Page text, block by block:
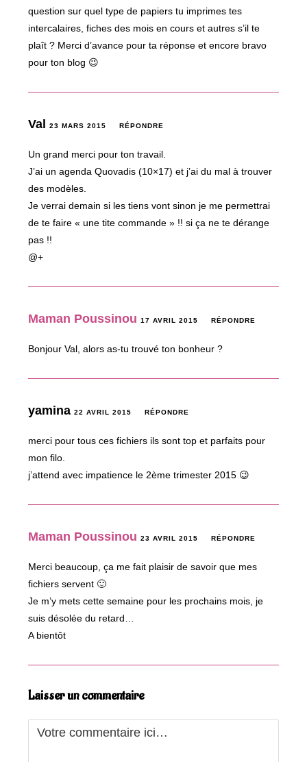
question sur quel type de papiers tu imprimes tes
intercalaires, fiches des mois en cours et autres s’il te
plaît ? Merci d’avance pour ta réponse et encore bravo
pour ton blog 😉
Val23 MARS 2015 RÉPONDRE
Un grand merci pour ton travail.
J’ai un agenda Quovadis (10×17) et j’ai du mal à trouver
des modèles.
Je verrai demain si les tiens vont sinon je me permettrai
de te faire « une tite commande » !! si ça ne te dérange
pas !!
@+
Maman Poussinou 17 AVRIL 2015 RÉPONDRE
Bonjour Val, alors as-tu trouvé ton bonheur ?
yamina22 AVRIL 2015 RÉPONDRE
merci pour tous ces fichiers ils sont top et parfaits pour
mon filo.
j’attend avec impatience le 2ème trimester 2015 😉
Maman Poussinou 23 AVRIL 2015 RÉPONDRE
Merci beaucoup, ça me fait plaisir de savoir que mes
fichiers servent 🙂
Je m’y mets cette semaine pour les prochains mois, je
suis désolée du retard…
A bientôt
Laisser un commentaire
Comment